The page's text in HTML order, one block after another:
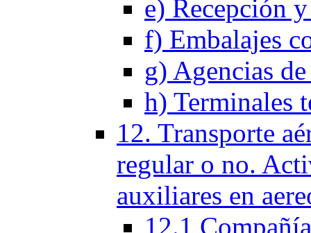
e) Recepción
f) Embalajes
g) Agencias
h) Terminales
12. Transporte
regular o no.
auxiliares en
12.1